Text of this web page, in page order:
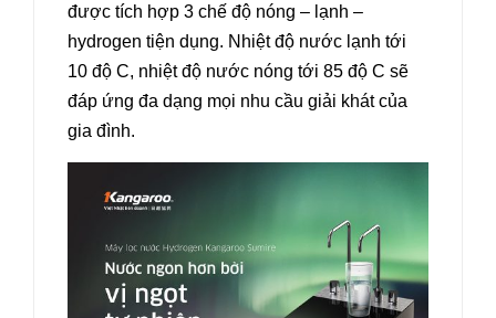
được tích hợp 3 chế độ nóng – lạnh –
hydrogen tiện dụng. Nhiệt độ nước lạnh tới
10 độ C, nhiệt độ nước nóng tới 85 độ C sẽ
đáp ứng đa dạng mọi nhu cầu giải khát của
gia đình.